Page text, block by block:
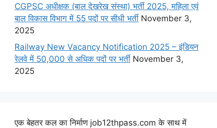
CGPSC अधीक्षक (बाल देखरेख संस्था) भर्ती 2025, महिला एवं
बाल विकास विभाग में 55 पदों पर सीधी भर्ती November 3,
2025
Railway New Vacancy Notification 2025 – इंडियन
रेलवे में 50,000 से अधिक पदों पर भर्ती November 3,
2025
एक बेहतर कल का निर्माण job12thpass.com के साथ में